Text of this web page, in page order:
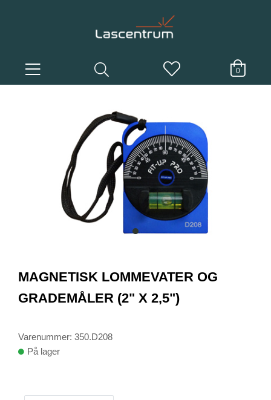
0
item
of
1
MAGNETISK LOMMEVATER OG
GRADEMÅLER (2" X 2,5")
Varenummer: 350.D208
På lager